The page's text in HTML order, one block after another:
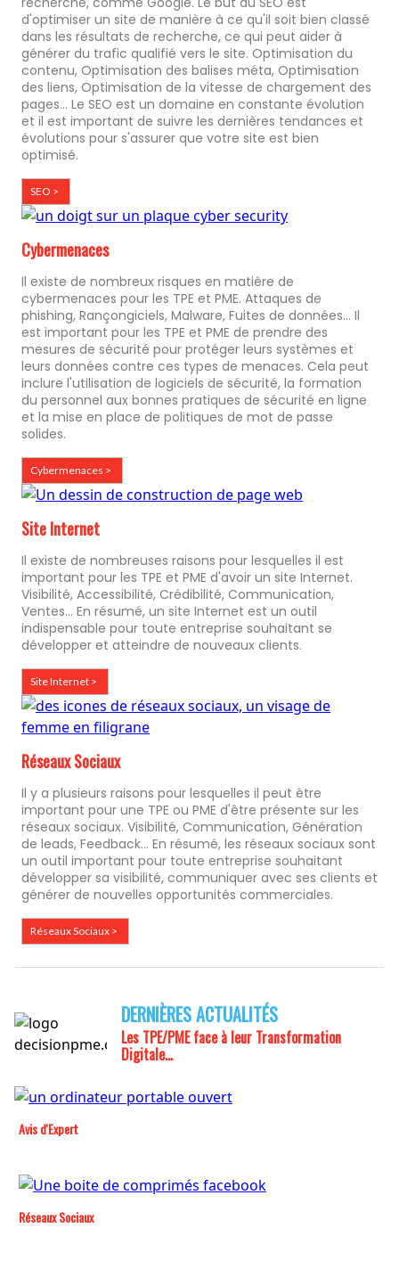
d'optimiser un site de manière à ce qu'il soit bien classé
dans les résultats de recherche, ce qui peut aider à
générer du trafic qualifié vers le site. Optimisation du
contenu, Optimisation des balises méta, Optimisation
des liens, Optimisation de la vitesse de chargement des
pages... Le SEO est un domaine en constante évolution
et il est important de suivre les dernières tendances et
évolutions pour s'assurer que votre site est bien
optimisé.
SEO >
Cybermenaces
Il existe de nombreux risques en matière de
cybermenaces pour les TPE et PME. Attaques de
phishing, Rançongiciels, Malware, Fuites de données... Il
est important pour les TPE et PME de prendre des
mesures de sécurité pour protéger leurs systèmes et
leurs données contre ces types de menaces. Cela peut
inclure l'utilisation de logiciels de sécurité, la formation
du personnel aux bonnes pratiques de sécurité en ligne
et la mise en place de politiques de mot de passe
solides.
Cybermenaces >
Site Internet
Il existe de nombreuses raisons pour lesquelles il est
important pour les TPE et PME d'avoir un site Internet.
Visibilité, Accessibilité, Crédibilité, Communication,
Ventes... En résumé, un site Internet est un outil
indispensable pour toute entreprise souhaitant se
développer et atteindre de nouveaux clients.
Site Internet >
Réseaux Sociaux
Il y a plusieurs raisons pour lesquelles il peut être
important pour une TPE ou PME d'être présente sur les
réseaux sociaux. Visibilité, Communication, Génération
de leads, Feedback... En résumé, les réseaux sociaux sont
un outil important pour toute entreprise souhaitant
développer sa visibilité, communiquer avec ses clients et
générer de nouvelles opportunités commerciales.
Réseaux Sociaux >
DERNIÈRES ACTUALITÉS
Les TPE/PME face à leur Transformation
Digitale...
Avis d'Expert
Réseaux Sociaux